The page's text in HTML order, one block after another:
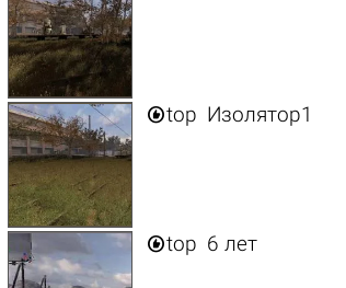
top Изолятор1
top 6 лет